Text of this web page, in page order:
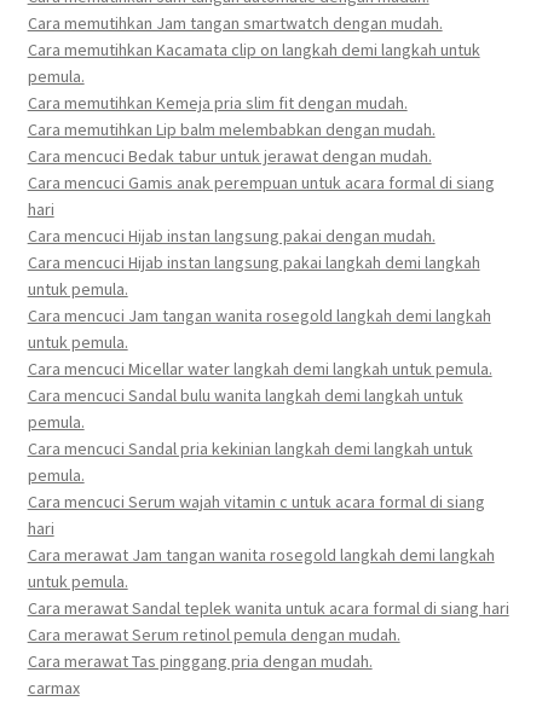
Cara memutihkan Jam tangan smartwatch dengan mudah.
Cara memutihkan Kacamata clip on langkah demi langkah untuk
pemula.
Cara memutihkan Kemeja pria slim fit dengan mudah.
Cara memutihkan Lip balm melembabkan dengan mudah.
Cara mencuci Bedak tabur untuk jerawat dengan mudah.
Cara mencuci Gamis anak perempuan untuk acara formal di siang
hari
Cara mencuci Hijab instan langsung pakai dengan mudah.
Cara mencuci Hijab instan langsung pakai langkah demi langkah
untuk pemula.
Cara mencuci Jam tangan wanita rosegold langkah demi langkah
untuk pemula.
Cara mencuci Micellar water langkah demi langkah untuk pemula.
Cara mencuci Sandal bulu wanita langkah demi langkah untuk
pemula.
Cara mencuci Sandal pria kekinian langkah demi langkah untuk
pemula.
Cara mencuci Serum wajah vitamin c untuk acara formal di siang
hari
Cara merawat Jam tangan wanita rosegold langkah demi langkah
untuk pemula.
Cara merawat Sandal teplek wanita untuk acara formal di siang hari
Cara merawat Serum retinol pemula dengan mudah.
Cara merawat Tas pinggang pria dengan mudah.
carmax